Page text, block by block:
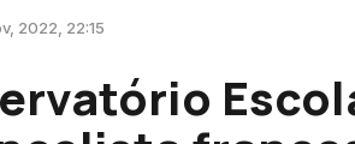
2022, 22:15